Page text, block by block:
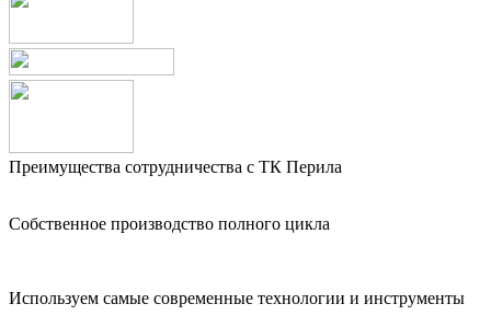
Преимущества сотрудничества с ТК Перила
Собственное производство полного цикла
Используем самые современные технологии и инструменты